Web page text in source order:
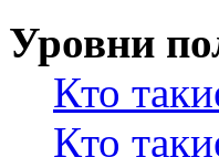
Уровни
Кто
Кто